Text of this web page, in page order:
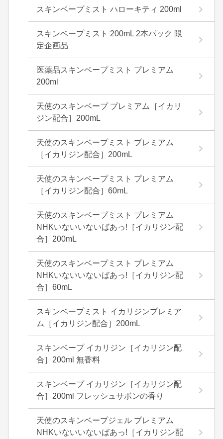
スキンベープミスト ハローキティ 200ml
スキンベープミスト 200mL 2本パック 限
定企画品
医薬品スキンベープミスト プレミアム
200ml
天使のスキンベープ プレミアム［イカリ
ジン配合］200mL
天使のスキンベープミスト プレミアム
［イカリジン配合］200mL
天使のスキンベープミスト プレミアム
［イカリジン配合］60mL
天使のスキンベープミスト プレミアム
NHKいないいないばあっ!［イカリジン配
合］200mL
天使のスキンベープミスト プレミアム
NHKいないいないばあっ!［イカリジン配
合］60mL
スキンベープミスト イカリジンプレミア
ム［イカリジン配合］200mL
スキンベープ イカリジン［イカリジン配
合］200ml 無香料
スキンベープ イカリジン［イカリジン配
合］200ml フレッシュサボンの香り
天使のスキンベープジェル プレミアム
NHKいないいないばあっ!［イカリジン配